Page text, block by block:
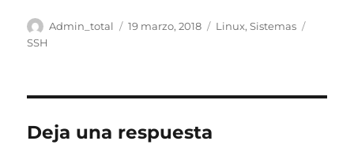
Autor
Admin_total
Publicado
19 marzo, 2018 Categorías
Linux,Sistemas
SSH
Deja una respuesta